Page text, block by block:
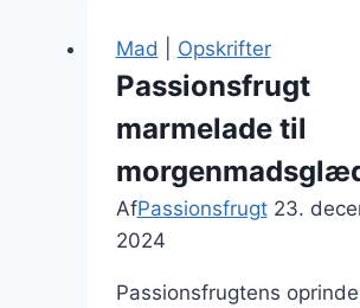
du
skal
prøve
Mad Opskrifter
Passionsfrugt
marmelade til
AfPassionsfrugt 23.
2024
Passionsfrugtens